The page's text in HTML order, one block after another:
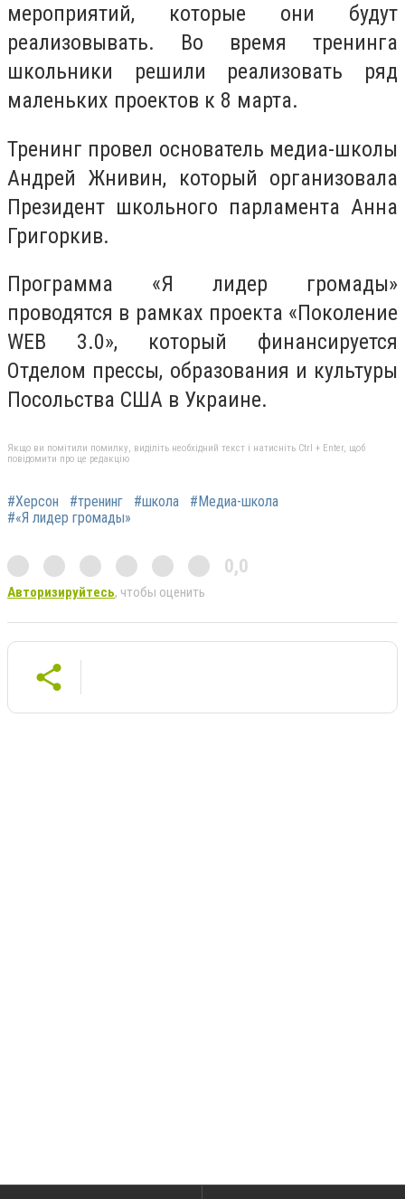
мероприятий, которые они будут
реализовывать. Во время тренинга
школьники решили реализовать ряд
маленьких проектов к 8 марта.
Тренинг провел основатель медиа-школы
Андрей Жнивин, который организовала
Президент школьного парламента Анна
Григоркив.
Программа «Я лидер громады»
проводятся в рамках проекта «Поколение
WEB 3.0», который финансируется
Отделом прессы, образования и культуры
Посольства США в Украине.
Якщо ви помітили помилку, виділіть необхідний текст і натисніть Ctrl + Enter, щоб
повідомити про це редакцію
#Херсон #тренинг #школа
#Медиа-школа
#«Я лидер громады»
0,0
Авторизируйтесь, чтобы оценить